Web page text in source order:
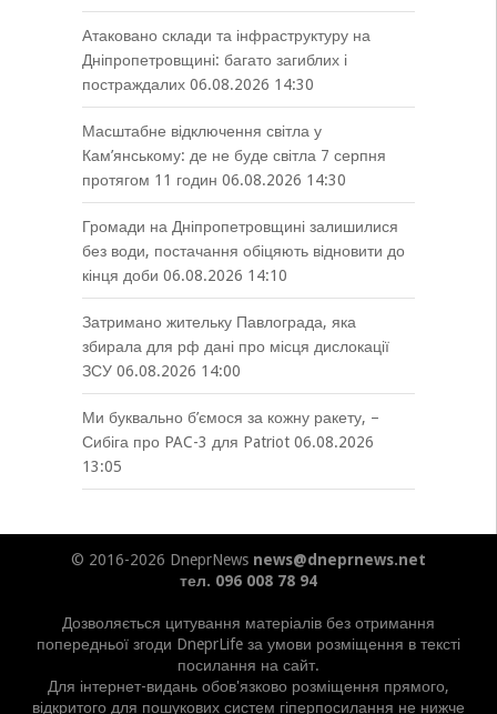
Атаковано склади та інфраструктуру на
Дніпропетровщині: багато загиблих і
постраждалих 06.08.2026 14:30
Масштабне відключення світла у
Кам’янському: де не буде світла 7 серпня
протягом 11 годин 06.08.2026 14:30
Громади на Дніпропетровщині залишилися
без води, постачання обіцяють відновити до
кінця доби 06.08.2026 14:10
Затримано жительку Павлограда, яка
збирала для рф дані про місця дислокації
ЗСУ 06.08.2026 14:00
Ми буквально б’ємося за кожну ракету, –
Сибіга про PAC-3 для Patriot 06.08.2026
13:05
© 2016-2026 DneprNews news@dneprnews.net
тел. 096 008 78 94
Дозволяється цитування матеріалів без отримання
попередньої згоди DneprLife за умови розміщення в тексті
посилання на сайт.
Для інтернет-видань обов'язково розміщення прямого,
відкритого для пошукових систем гіперпосилання не нижче